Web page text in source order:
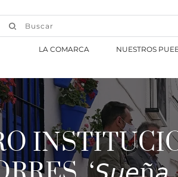
Buscar
LA COMARCA NUESTROS